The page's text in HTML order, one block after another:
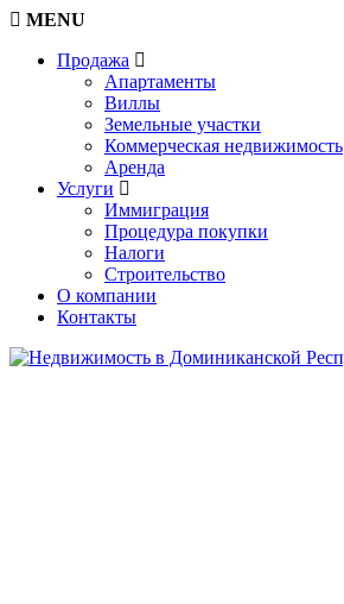
MENU
Продажа
Апартаменты
Виллы
Земельные участки
Коммерческая недвижимость
Аренда
Услуги
Иммиграция
Процедура покупки
Налоги
Строительство
О компании
Контакты